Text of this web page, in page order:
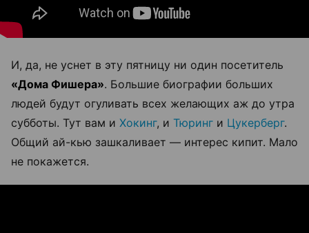
И, да, не уснет в эту пятницу ни один посетитель
«Дома Фишера». Большие биографии больших
людей будут огуливать всех желающих аж до утра
субботы. Тут вам и Хокинг, и Тюринг и Цукерберг.
Общий ай-кью зашкаливает — интерес кипит. Мало
не покажется.